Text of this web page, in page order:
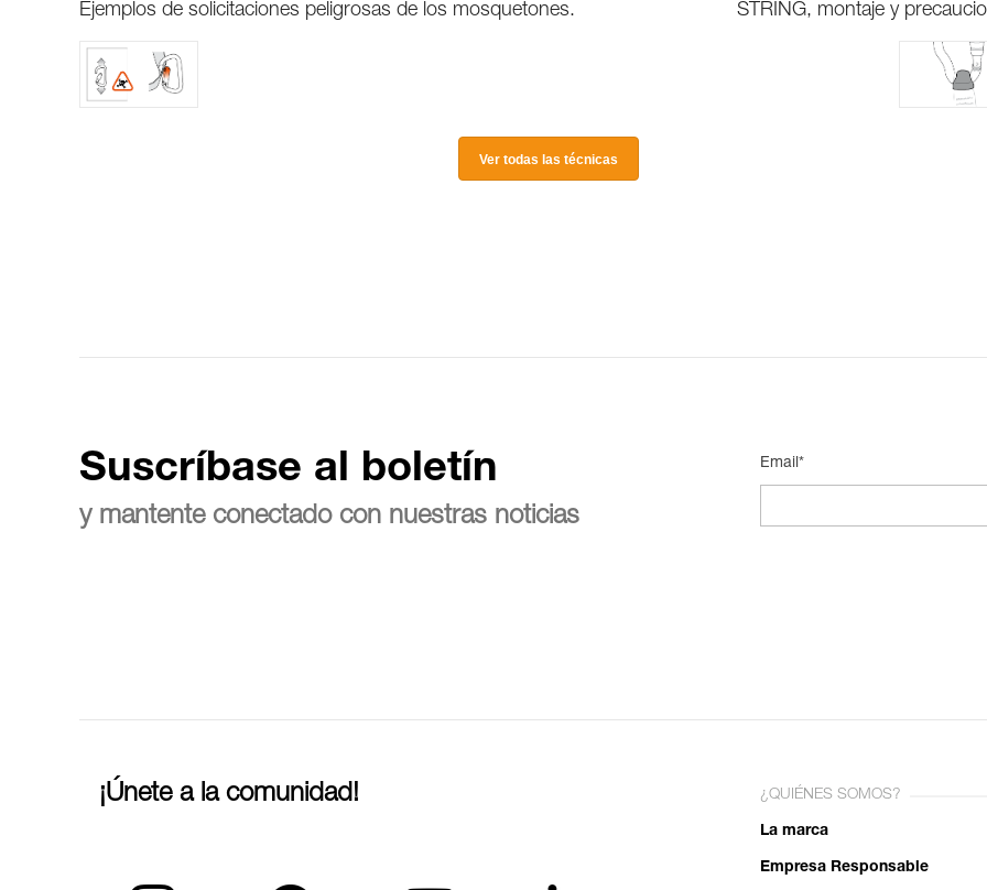
Ejemplos de solicitaciones peligrosas de los mosquetones. STRING, montaje y
Ver todas las técnicas
Suscríbase al boletín
y mantente conectado con nuestras noticias
Email*
¡Únete a la comunidad! ¿QUIÉNES SOMOS?
La marca
Empresa Responsable